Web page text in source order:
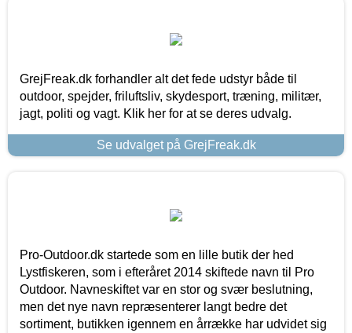
GrejFreak.dk forhandler alt det fede udstyr både til
outdoor, spejder, friluftsliv, skydesport, træning, militær,
jagt, politi og vagt. Klik her for at se deres udvalg.
Se udvalget på GrejFreak.dk
Pro-Outdoor.dk startede som en lille butik der hed
Lystfiskeren, som i efteråret 2014 skiftede navn til Pro
Outdoor. Navneskiftet var en stor og svær beslutning,
men det nye navn repræsenterer langt bedre det
sortiment, butikken igennem en årrække har udvidet sig